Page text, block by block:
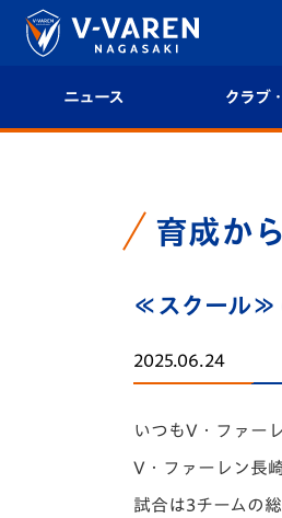
ニュース クラブ
選手プロフ
スタッフ
育成か
≪スクール≫
2025.06.24
いつもV・ファー
V・ファーレン長
試合は3チームの